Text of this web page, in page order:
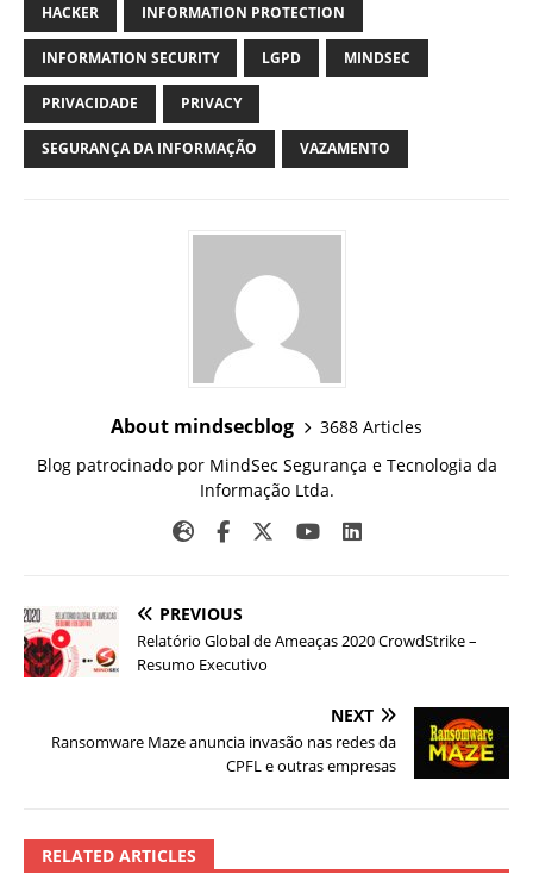
HACKER INFORMATION PROTECTION
INFORMATION SECURITY LGPD MINDSEC
PRIVACIDADE PRIVACY
SEGURANÇA DA INFORMAÇÃO VAZAMENTO
About mindsecblog
3688 Articles
Blog patrocinado por MindSec Segurança e Tecnologia da
Informação Ltda.
PREVIOUS
Relatório Global de Ameaças 2020 CrowdStrike –
Resumo Executivo
NEXT
Ransomware Maze anuncia invasão nas redes da
CPFL e outras empresas
RELATED ARTICLES